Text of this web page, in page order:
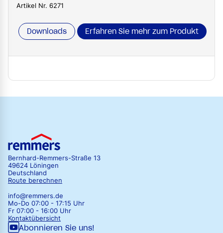
Artikel Nr. 6271
Downloads Erfahren Sie mehr zum Produkt
Bernhard-Remmers-Straße 13
49624 Löningen
Deutschland
Route berechnen
info@remmers.de
Mo-Do 07:00 - 17:15 Uhr
Fr 07:00 - 16:00 Uhr
Kontaktübersicht
Abonnieren Sie uns!